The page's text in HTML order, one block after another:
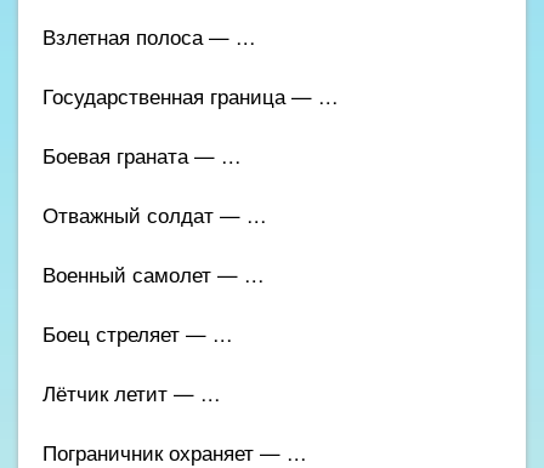
Взлетная полоса — …
Государственная граница — …
Боевая граната — …
Отважный солдат — …
Военный самолет — …
Боец стреляет — …
Лётчик летит — …
Пограничник охраняет — …